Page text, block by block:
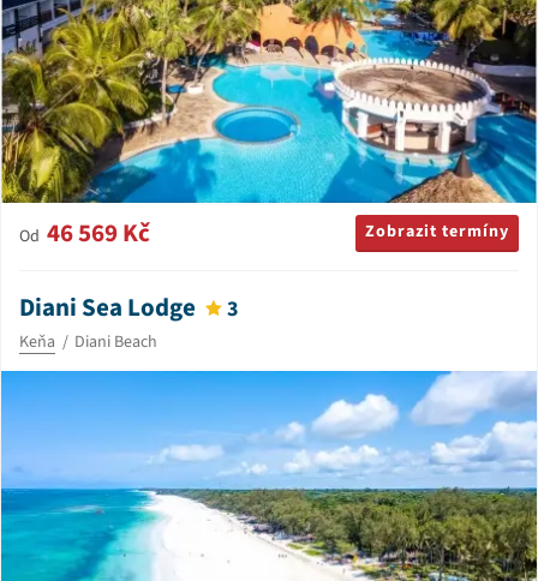
Od 46 569 Kč Zobrazit termíny
Diani Sea Lodge 3
Keňa Diani Beach